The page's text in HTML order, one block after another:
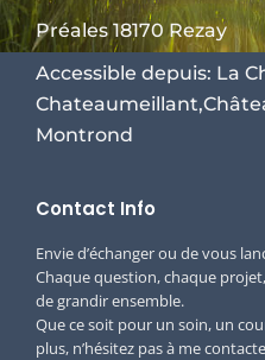
Préales 18170 Rezay
Accessible depuis: La
Montrond
Contact Info
Envie d’échanger ou de vous
Chaque question, chaque
de grandir ensemble.
Que ce soit pour un soin, un
plus, n’hésitez pas à me